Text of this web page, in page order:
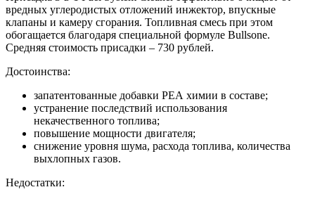
вредных углеродистых отложений инжектор, впускные
клапаны и камеру сгорания. Топливная смесь при этом
обогащается благодаря специальной формуле Bullsone.
Средняя стоимость присадки – 730 рублей.
Достоинства:
запатентованные добавки РЕА химии в составе;
устранение последствий использования
некачественного топлива;
повышение мощности двигателя;
снижение уровня шума, расхода топлива, количества
выхлопных газов.
Недостатки: